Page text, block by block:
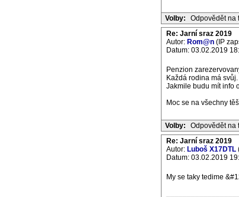
Volby: Odpovědět na
Re: Jarní sraz 2019
Autor: Rom@n (IP
Datum: 03.02.2019
Penzion
Každá rodina má svůj.
Jakmile budu mít info
Moc se na všechny
Volby: Odpovědět na
Re: Jarní sraz 2019
Autor: Luboš X17DTL
Datum: 03.02.2019
My se taky tedime